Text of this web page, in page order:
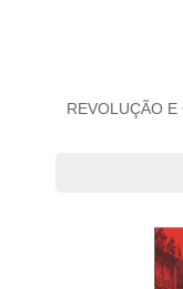
REVOLUÇÃO